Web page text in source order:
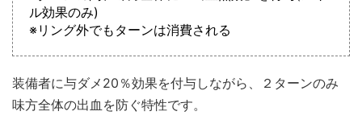
ル効果のみ)
※リング外でもターンは消費される
装備者に与ダメ20％効果を付与しながら、２ターンのみ
味方全体の出血を防ぐ特性です。